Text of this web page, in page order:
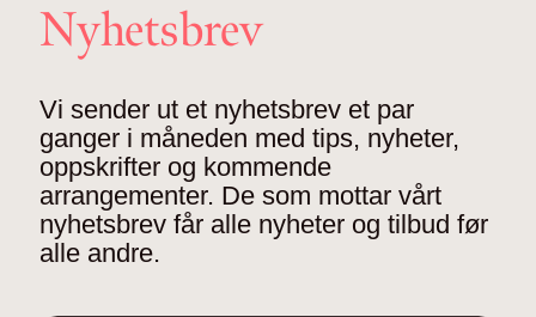
Nyhetsbrev
Vi sender ut et nyhetsbrev et par
ganger i måneden med tips, nyheter,
oppskrifter og kommende
arrangementer. De som mottar vårt
nyhetsbrev får alle nyheter og tilbud før
alle andre.